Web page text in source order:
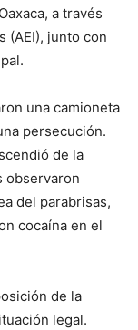
a través
(AEI), junto con
una camioneta
persecución.
de la
observaron
del parabrisas,
cocaína en el
de la
legal.